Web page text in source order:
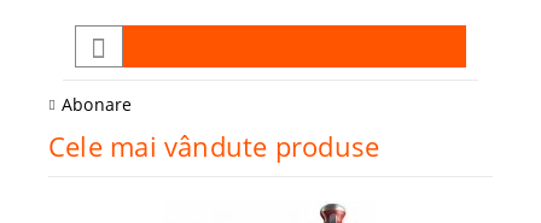
Abonare
Cele mai vândute produse